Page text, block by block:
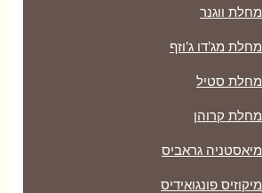
מחלת ווגנר
מחלת מג’דו ג’וזף
מחלת סטיל
מחלת קרוהן
מיאסטניה גראביס
מיקוזיס פונגואידיס